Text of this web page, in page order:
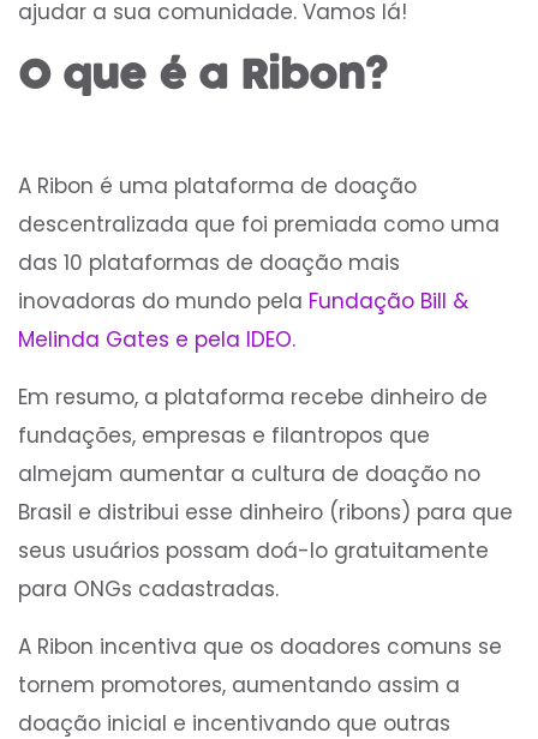
ajudar a sua comunidade. Vamos lá!
O que é a Ribon?
A Ribon é uma plataforma de doação
descentralizada que foi premiada como uma
das 10 plataformas de doação mais
inovadoras do mundo pela Fundação Bill &
Melinda Gates e pela IDEO.
Em resumo, a plataforma recebe dinheiro de
fundações, empresas e filantropos que
almejam aumentar a cultura de doação no
Brasil e distribui esse dinheiro (ribons) para que
seus usuários possam doá-lo gratuitamente
para ONGs cadastradas.
A Ribon incentiva que os doadores comuns se
tornem promotores, aumentando assim a
doação inicial e incentivando que outras